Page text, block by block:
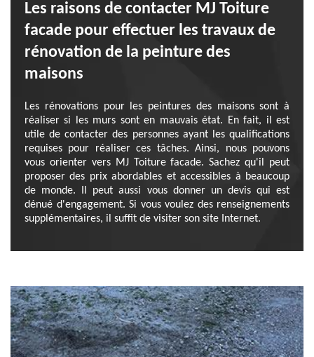
Les raisons de contacter MJ Toiture
facade pour effectuer les travaux de
rénovation de la peinture des
maisons
Les rénovations pour les peintures des maisons sont à
réaliser si les murs sont en mauvais état. En fait, il est
utile de contacter des personnes ayant les qualifications
requises pour réaliser ces tâches. Ainsi, nous pouvons
vous orienter vers MJ Toiture facade. Sachez qu'il peut
proposer des prix abordables et accessibles à beaucoup
de monde. Il peut aussi vous donner un devis qui est
dénué d'engagement. Si vous voulez des renseignements
supplémentaires, il suffit de visiter son site Internet.